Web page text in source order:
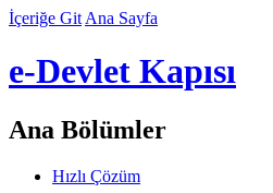
İçeriğe Git Ana Sayfa
e-Devlet Kapısı
Ana Bölümler
Hızlı Çözüm